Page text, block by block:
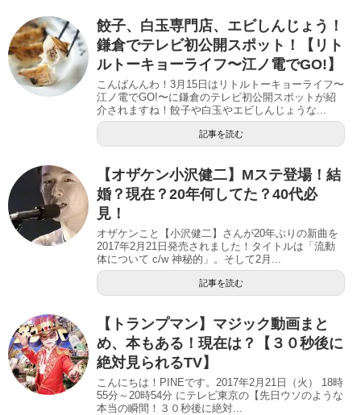
餃子、白玉専門店、エビしんじょう！
鎌倉でテレビ初公開スポット！【リト
ルトーキョーライフ〜江ノ電でGO!】
こんばんんわ！3月15日はリトルトーキョーライフ〜
江ノ電でGO!〜に鎌倉のテレビ初公開スポットが紹
介されますね！餃子や白玉やエビしんじょうな...
記事を読む
【オザケン小沢健二】Mステ登場！結
婚？現在？20年何してた？40代必
見！
オザケンこと【小沢健二】さんが20年ぶりの新曲を
2017年2月21日発売されました！タイトルは「流動
体について c/w 神秘的」。そして2月...
記事を読む
【トランプマン】マジック動画まと
め、本もある！現在は？【３０秒後に
絶対見られるTV】
こんにちは！PINEです。2017年2月21日（火） 18時
55分～20時54分 にテレビ東京の【先日ウソのような
本当の瞬間！３０秒後に絶対...